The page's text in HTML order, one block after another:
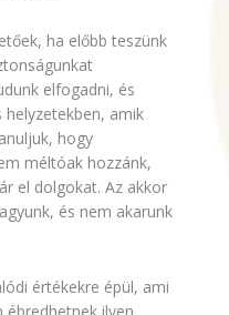
ha előbb teszünk
elfogadni, és
amik
hogy
méltóak hozzánk,
el dolgokat. Az akkor
és nem akarunk
értékekre épül, ami